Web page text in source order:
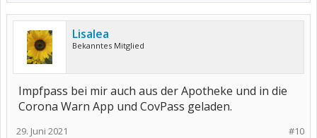
Lisalea
Bekanntes Mitglied
Impfpass bei mir auch aus der Apotheke und in die
Corona Warn App und CovPass geladen.
#10
29. Juni 2021